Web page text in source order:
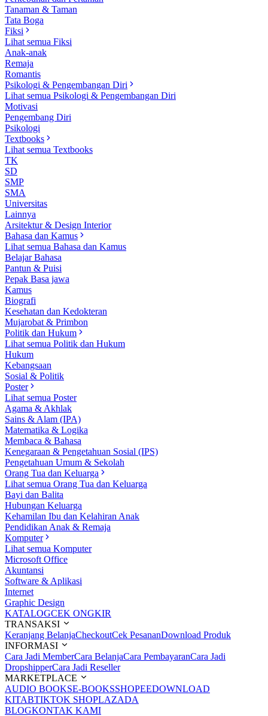
Tanaman & Taman
Tata Boga
Fiksi
Lihat semua Fiksi
Anak-anak
Remaja
Romantis
Psikologi & Pengembangan Diri
Lihat semua Psikologi & Pengembangan Diri
Motivasi
Pengembang Diri
Psikologi
Textbooks
Lihat semua Textbooks
TK
SD
SMP
SMA
Universitas
Lainnya
Arsitektur & Design Interior
Bahasa dan Kamus
Lihat semua Bahasa dan Kamus
Belajar Bahasa
Pantun & Puisi
Pepak Basa jawa
Kamus
Biografi
Kesehatan dan Kedokteran
Mujarobat & Primbon
Politik dan Hukum
Lihat semua Politik dan Hukum
Hukum
Kebangsaan
Sosial & Politik
Poster
Lihat semua Poster
Agama & Akhlak
Sains & Alam (IPA)
Matematika & Logika
Membaca & Bahasa
Kenegaraan & Pengetahuan Sosial (IPS)
Pengetahuan Umum & Sekolah
Orang Tua dan Keluarga
Lihat semua Orang Tua dan Keluarga
Bayi dan Balita
Hubungan Keluarga
Kehamilan Ibu dan Kelahiran Anak
Pendidikan Anak & Remaja
Komputer
Lihat semua Komputer
Microsoft Office
Akuntansi
Software & Aplikasi
Internet
Graphic Design
KATALOGCEK ONGKIR
TRANSAKSI
Keranjang BelanjaCheckoutCek PesananDownload Produk
INFORMASI
Cara Jadi MemberCara BelanjaCara PembayaranCara Jadi
DropshipperCara Jadi Reseller
MARKETPLACE
AUDIO BOOKSE-BOOKSSHOPEEDOWNLOAD
KITABTIKTOK SHOPLAZADA
BLOGKONTAK KAMI